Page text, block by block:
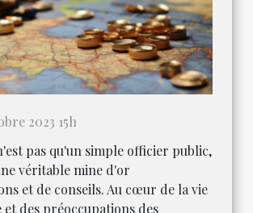
2023 15h
pas qu'un simple officier public,
véritable mine d'or
et de conseils. Au cœur de la vie
des préoccupations des